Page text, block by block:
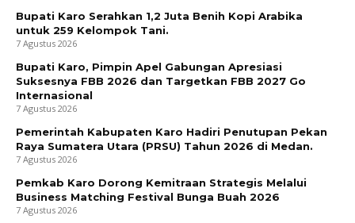
Bupati Karo Serahkan 1,2 Juta Benih Kopi Arabika
untuk 259 Kelompok Tani.
7 Agustus 2026
Bupati Karo, Pimpin Apel Gabungan Apresiasi
Suksesnya FBB 2026 dan Targetkan FBB 2027 Go
Internasional
7 Agustus 2026
Pemerintah Kabupaten Karo Hadiri Penutupan Pekan
Raya Sumatera Utara (PRSU) Tahun 2026 di Medan.
7 Agustus 2026
Pemkab Karo Dorong Kemitraan Strategis Melalui
Business Matching Festival Bunga Buah 2026
7 Agustus 2026